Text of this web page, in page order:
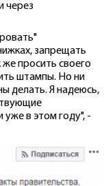
через
запрещать
просить своего
штампы. Но ни
делать. Я надеюсь,
уже в этом году", -